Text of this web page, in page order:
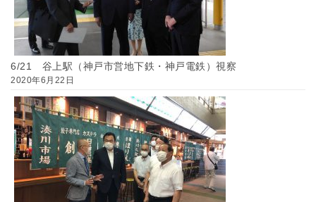
6/21 谷上駅（神戸市営地下鉄・神戸電鉄）視察
2020年6月22日